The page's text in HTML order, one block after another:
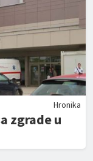
Hronika
zgrade u